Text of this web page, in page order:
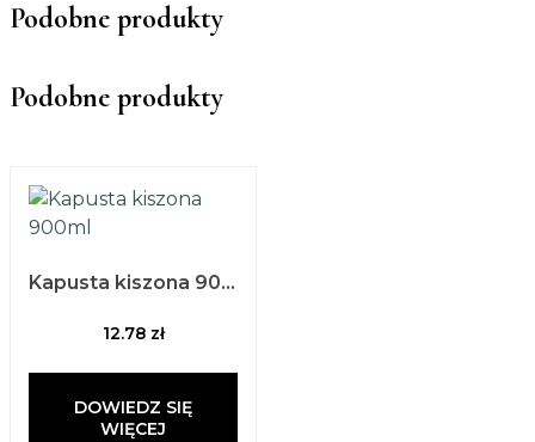
Podobne produkty
Podobne produkty
Kapusta kiszona 900ml
12.78 zł
DOWIEDZ SIĘ
WIĘCEJ